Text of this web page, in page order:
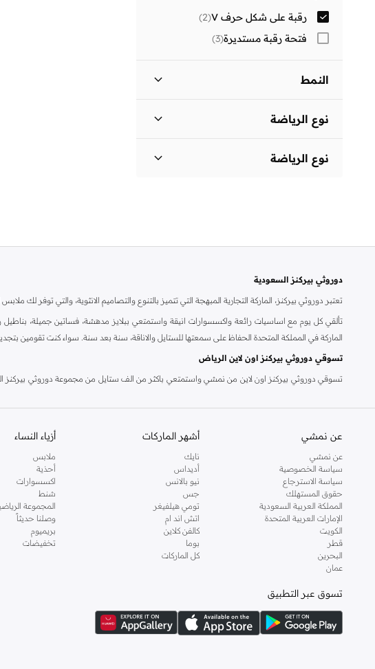
رقبة على شكل حرف V (
2
)
فتحة رقبة مستديرة(
3
)
النمط
مخطط
نوع الرياضة
نوع الرياضة
دوروثي بيركنز السعودية
تعتبر دوروثي بيركنز، الماركة التجارية المبهجة التي تتميز بالتنوع والتصاميم الانثوية، والتي توفر لك
تألقي كل يوم مع اساسيات رائعة واكسسوارات انيقة واستمتعي ببلايز مدهشة، فساتين جميلة،
الماركة في المملكة المتحدة الحفاظ على سمعتها للستايل والاناقة، سنة بعد سنة. سواء كنت تقومين
تسوقي دوروثي بيركنز اون لاين الرياض
تسوقي دوروثي بيركنز اون لاين من نمشي واستمتعي باكثر من الف ستايل من مجموعة دوروثي بيركنز
عن نمشي
عن نمشي
سياسة الخصوصية
سياسة الاسترجاع
حقوق المستهلك
المملكة العربية السعودية
الإمارات العربية المتحدة
الكويت
قطر
البحرين
عمان
أشهر الماركات
نايك
أديداس
نيو بالانس
جس
تومي هيلفيغر
اتش اند ام
كالفن كلاين
بوما
كل الماركات
أزياء النساء
ملابس
أحذية
اكسسوارات
شنط
المجموعة
وصلنا حديثاً
بريميوم
تخفيضات
تسوق عبر التطبيق